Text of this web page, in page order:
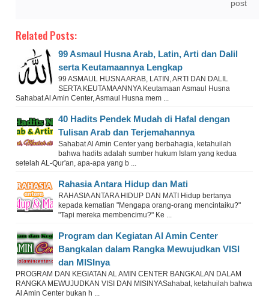
post
Related Posts:
99 Asmaul Husna Arab, Latin, Arti dan Dalil
serta Keutamaannya Lengkap
99 ASMAUL HUSNA ARAB, LATIN, ARTI DAN DALIL
SERTA KEUTAMAANNYA Keutamaan Asmaul Husna
Sahabat Al Amin Center, Asmaul Husna mem ...
40 Hadits Pendek Mudah di Hafal dengan
Tulisan Arab dan Terjemahannya
Sahabat Al Amin Center yang berbahagia, ketahuilah
bahwa hadits adalah sumber hukum Islam yang kedua
setelah AL-Qur'an, apa-apa yang b ...
Rahasia Antara Hidup dan Mati
RAHASIA ANTARA HIDUP DAN MATI Hidup bertanya
kepada kematian "Mengapa orang-orang mencintaiku?"
"Tapi mereka membencimu?" Ke ...
Program dan Kegiatan Al Amin Center
Bangkalan dalam Rangka Mewujudkan VISI
dan MISInya
PROGRAM DAN KEGIATAN AL AMIN CENTER BANGKALAN DALAM
RANGKA MEWUJUDKAN VISI DAN MISINYASahabat, ketahuilah bahwa
Al Amin Center bukan h ...